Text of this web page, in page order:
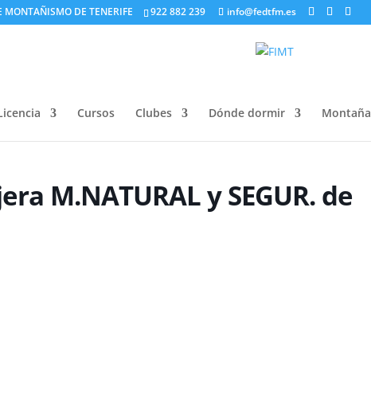
DE TENERIFE 922 882 239 info@fedtfm.es
Cursos Clubes Dónde dormir Montaña
M.NATURAL y SEGUR. de